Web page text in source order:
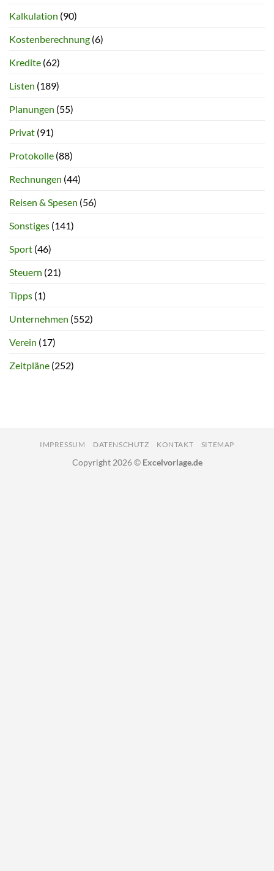
Kalkulation (90)
Kostenberechnung (6)
Kredite (62)
Listen (189)
Planungen (55)
Privat (91)
Protokolle (88)
Rechnungen (44)
Reisen & Spesen (56)
Sonstiges (141)
Sport (46)
Steuern (21)
Tipps (1)
Unternehmen (552)
Verein (17)
Zeitpläne (252)
IMPRESSUM DATENSCHUTZ KONTAKT SITEMAP
Copyright 2026 © Excelvorlage.de